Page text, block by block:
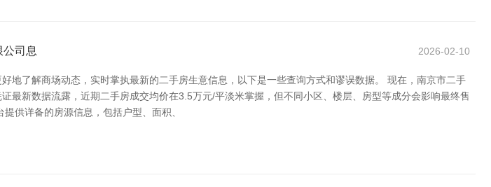
司息 2026-02-10
了解商场动态，实时掌执最新的二手房生意信息，以下是一些查询方式和谬误数据。 现在，南京市二手
新数据流露，近期二手房成交均价在3.5万元/平淡米掌握，但不同小区、楼层、房型等成分会影响最终售
供详备的房源信息，包括户型、面积、